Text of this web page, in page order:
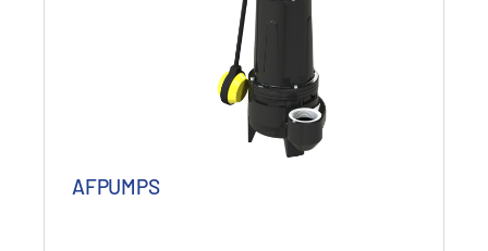
prezzo:
579,52 €
a
664,84 €.
AFPUMPS